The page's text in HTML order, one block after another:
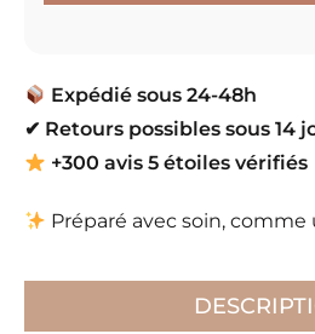
Expédié sous 24-48h
✔ Retours possibles sous 14
+300 avis 5 étoiles vérifiés
Préparé avec soin, comme